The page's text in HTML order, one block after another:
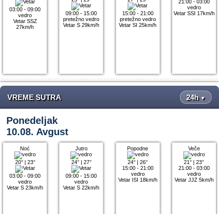
03:00 - 09:00
vedro
Vetar SSZ
27km/h
09:00 - 15:00
pretežno vedro
Vetar S 29km/h
15:00 - 21:00
pretežno vedro
Vetar SI 25km/h
21:00 - 03:00
vedro
Vetar SSI 17km/h
VREME SUTRA 24h ▼
Ponedeljak
10.08. Avgust
Noć
20°| 23°
03:00 - 09:00
vedro
Vetar S 23km/h
Jutro
24°| 27°
09:00 - 15:00
vedro
Vetar S 22km/h
Popodne
24° |26°
15:00 - 21:00
vedro
Vetar ISI 18km/h
Veče
21° |23°
21:00 - 03:00
vedro
Vetar JJZ 5km/h